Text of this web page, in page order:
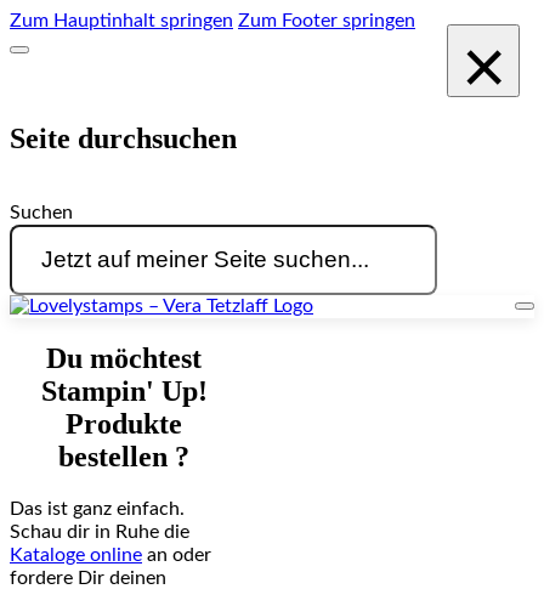
Zum Hauptinhalt springen Zum Footer springen
Seite durchsuchen
Suchen
×
Du möchtest
Stampin' Up!
Produkte
bestellen ?
Das ist ganz einfach.
Schau dir in Ruhe die
Kataloge online an oder
fordere Dir deinen